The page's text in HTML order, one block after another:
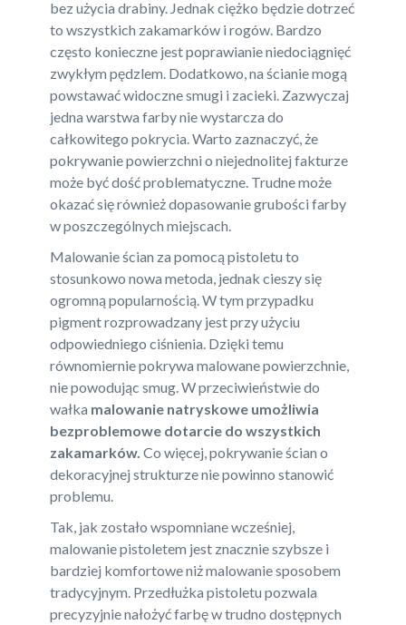
bez użycia drabiny. Jednak ciężko będzie dotrzeć
to wszystkich zakamarków i rogów. Bardzo
często konieczne jest poprawianie niedociągnięć
zwykłym pędzlem. Dodatkowo, na ścianie mogą
powstawać widoczne smugi i zacieki. Zazwyczaj
jedna warstwa farby nie wystarcza do
całkowitego pokrycia. Warto zaznaczyć, że
pokrywanie powierzchni o niejednolitej fakturze
może być dość problematyczne. Trudne może
okazać się również dopasowanie grubości farby
w poszczególnych miejscach.
Malowanie ścian za pomocą pistoletu to
stosunkowo nowa metoda, jednak cieszy się
ogromną popularnością. W tym przypadku
pigment rozprowadzany jest przy użyciu
odpowiedniego ciśnienia. Dzięki temu
równomiernie pokrywa malowane powierzchnie,
nie powodując smug. W przeciwieństwie do
wałka malowanie natryskowe umożliwia
bezproblemowe dotarcie do wszystkich
zakamarków. Co więcej, pokrywanie ścian o
dekoracyjnej strukturze nie powinno stanowić
problemu.
Tak, jak zostało wspomniane wcześniej,
malowanie pistoletem jest znacznie szybsze i
bardziej komfortowe niż malowanie sposobem
tradycyjnym. Przedłużka pistoletu pozwala
precyzyjnie nałożyć farbę w trudno dostępnych